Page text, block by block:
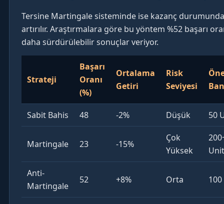
Tersine Martingale sisteminde ise kazanç
artırılır. Araştırmalara göre bu yöntem %52 başarı
daha sürdürülebilir sonuçlar veriyor.
Strateji
Başarı
Oranı
(%)
Ortalama
Getiri
Risk
Seviyesi
Sabit Bahis 48 -2% Düşük 50
Martingale 23 -15%
Çok
Yüksek
Unit
Anti-
Martingale
52 +8% Orta